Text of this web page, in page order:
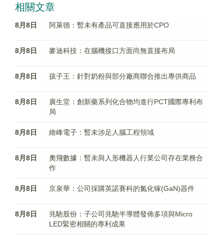
相關文章
8月8日 阿萊德：暫未有產品可直接應用於CPO
8月8日 麥迪科技：在腦機接口方面尚無直接布局
8月8日 孩子王：針對奶粉與部分廠商聯合推出專供商品
8月8日
廣生堂：創新藥系列化合物均進行PCT國際專利布
局
8月8日 維峰電子：暫未涉足人腦工程領域
8月8日
奧飛數據：暫未與人形機器人行業公司存在業務合
作
8月8日 京泉華：公司採購英諾賽科的氮化镓(GaN)器件
8月8日
兆馳股份：子公司兆馳半導體發佈多項與Micro
LED緊密相關的專利成果